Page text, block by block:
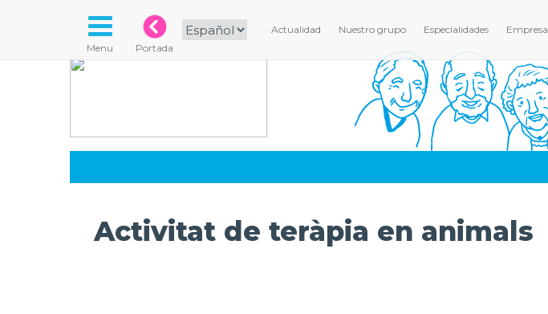
Actualidad Nuestro grupo Especialidades Empresa
Menu Portada
Activitat de teràpia en animals